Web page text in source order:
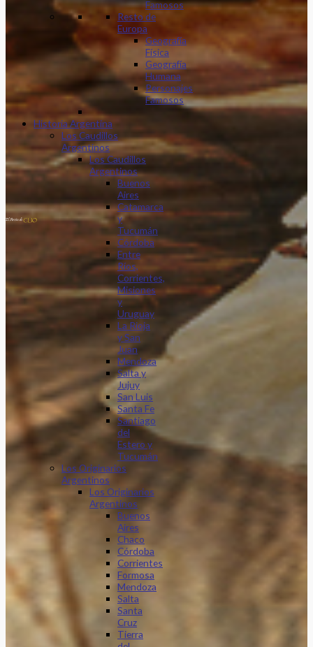
Famosos
Resto de
Europa
Geografía
Física
Geografía
Humana
Personajes
Famosos
Historia Argentina
Los Caudillos
Argentinos
Los Caudillos
Argentinos
Buenos
Aires
Catamarca
y
Tucumán
Córdoba
Entre
Ríos,
Corrientes,
Misiones
y
Uruguay
La Rioja
y San
Juan
Mendoza
Salta y
Jujuy
San Luis
Santa Fe
Santiago
del
Estero y
Tucumán
Los Originarios
Argentinos
Los Originarios
Argentinos
Buenos
Aires
Chaco
Córdoba
Corrientes
Formosa
Mendoza
Salta
Santa
Cruz
Tierra